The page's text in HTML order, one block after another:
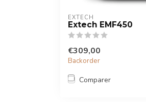
EXTECH
Extech EMF450
€309,00
Backorder
Comparer